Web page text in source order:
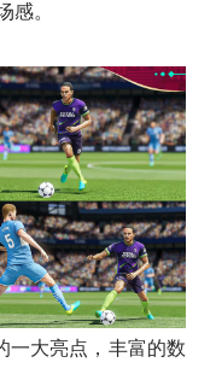
感。
一大亮点，丰富的数